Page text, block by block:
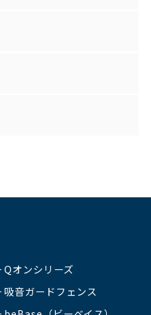
Qオンシリーズ
吸音ガードフェンス